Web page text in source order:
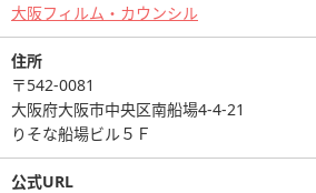
大阪フィルム・カウンシル
住所
〒542-0081
大阪府大阪市中央区南船場4-4-21
りそな船場ビル５Ｆ
公式URL